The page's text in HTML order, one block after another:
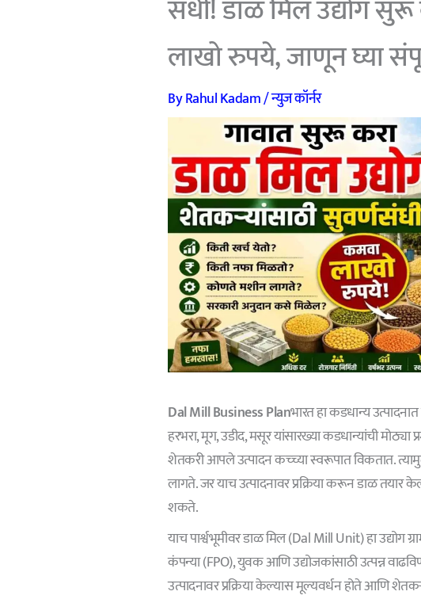
संधी! डाळ मिल उद्योग
लाखो रुपये, जाणून घ्या
ByRahul Kadam/न्युज कॉर्नर
Dal Mill Business Planभारत हा कडधान्य
हरभरा, मूग, उडीद, मसूर यांसारख्या कडधान्यांची
शेतकरी आपले उत्पादन कच्च्या स्वरूपात विकतात.
लागते. जर याच उत्पादनावर प्रक्रिया करून डाळ तयार
शकते.
याच पार्श्वभूमीवर डाळ मिल (Dal Mill Unit) हा उद्योग
कंपन्या (FPO), युवक आणि उद्योजकांसाठी उत्पन्न
उत्पादनावर प्रक्रिया केल्यास मूल्यवर्धन होते आणि